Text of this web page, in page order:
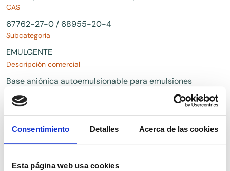
Consentimiento Detalles Acerca de las cookies
Esta página web usa cookies
CAS
67762-27-0 / 68955-20-4
Subcategoría
EMULGENTE
Descripción comercial
Base aniónica autoemulsionable para emulsiones
cosméticas O/W para formulaciones para el
cuidado de la piel y el cabello. Es una alternativa a
las bases en crema a base de estearato.
Solicitar Documentación